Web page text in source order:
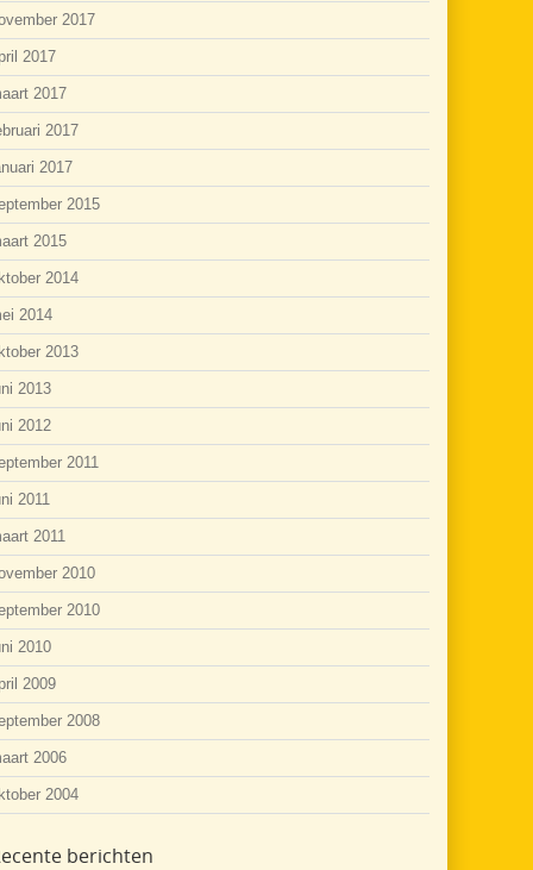
2017
2017
2017
2017
2017
2015
2015
2014
2014
2013
2013
2012
2011
2011
2011
2010
2010
2010
2009
2008
2006
2004
berichten